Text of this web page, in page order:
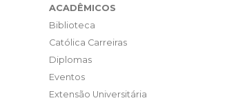
ACADÊMICOS
Biblioteca
Católica Carreiras
Diplomas
Eventos
Extensão Universitária